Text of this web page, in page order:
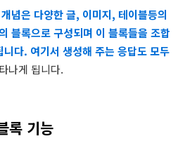
념은 다양한 글, 이미지, 테이블등의
블록으로 구성되며 이 블록들을 조합
다. 여기서 생성해 주는 응답도 모두
나게 됩니다.
록 기능